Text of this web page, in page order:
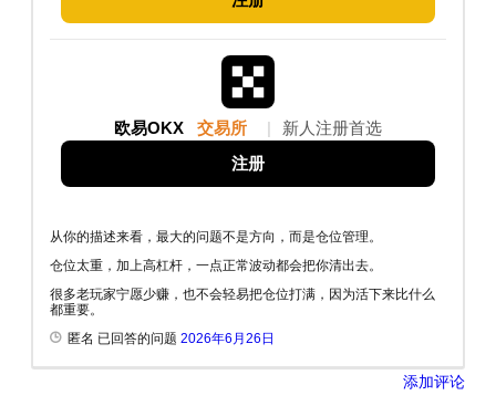
欧易OKX 交易所 新人注册首选
注册
从你的描述来看，最大的问题不是方向，而是仓位管理。
仓位太重，加上高杠杆，一点正常波动都会把你清出去。
很多老玩家宁愿少赚，也不会轻易把仓位打满，因为活下来比什么
都重要。
匿名 已回答的问题 2026年6月26日
添加评论